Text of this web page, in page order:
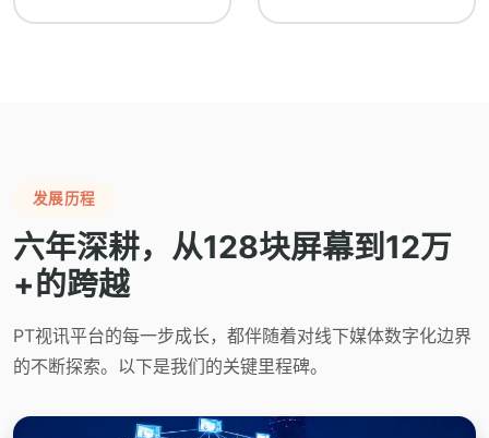
发展历程
六年深耕，从128块屏幕到12万
+的跨越
PT视讯平台的每一步成长，都伴随着对线下媒体数字化边界
的不断探索。以下是我们的关键里程碑。